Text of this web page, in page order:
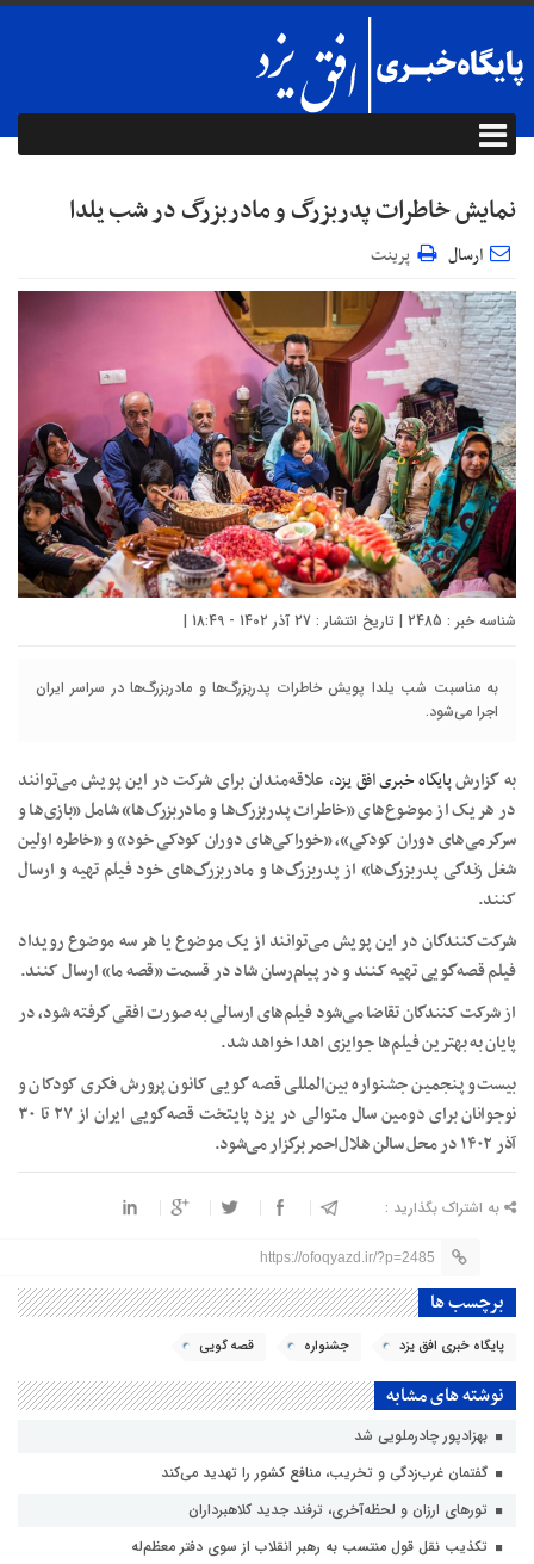
نمایش خاطرات پدربزرگ و مادربزرگ در شب یلدا
ارسال پرینت
شناسه خبر : 2485 | تاریخ انتشار : 27 آذر 1402 - 18:49 |
به مناسبت شب یلدا پویش خاطرات پدربزرگ‌ها و مادربزرگ‌ها در سراسر ایران
اجرا می‌شود.
به گزارشپایگاه خبری افق یزد، علاقه‌مندان برای شرکت در این پویش می‌توانند
در هر یک از موضوع‌های «خاطرات پدربزرگ‌ها و مادربزرگ‌ها» شامل «بازی‌ها و
سرگرمی‌های دوران کودکی»، «خوراکی‌های دوران کودکی خود» و «خاطره اولین
شغل زندگی پدربزرگ‌ها» از پدربزرگ‌ها و مادربزرگ‌های خود فیلم تهیه و ارسال
کنند.
شرکت‌کنندگان در این پویش می‌توانند از یک موضوع یا هر سه موضوع رویداد
فیلم قصه‌گویی تهیه کنند و در پیام‌رسان شاد در قسمت «قصه ما» ارسال کنند.
از شرکت کنندگان تقاضا می‌شود فیلم‌های ارسالی به صورت افقی گرفته شود، در
پایان به بهترین فیلم‌ها جوایزی اهدا خواهد شد.
بیست‌و پنجمین جشنواره بین‌المللی قصه گویی کانون پرورش فکری کودکان و
نوجوانان برای دومین سال متوالی در یزد پایتخت قصه‌گویی ایران از ۲۷ تا ۳۰
آذر ۱۴۰۲ در محل سالن هلال‌احمر برگزار می‌شود.
به اشتراک بگذارید :
https://ofoqyazd.ir/?p=2485
برچسب ها
پایگاه خبری افق یزد جشنواره قصه گویی
نوشته های مشابه
بهزادپور چادرملویی شد
گفتمان غرب‌زدگی و تخریب، منافع کشور را تهدید می‌کند
تورهای ارزان و لحظه‌آخری، ترفند جدید کلاهبرداران
تکذیب نقل قول منتسب به رهبر انقلاب از سوی دفتر معظم‌له